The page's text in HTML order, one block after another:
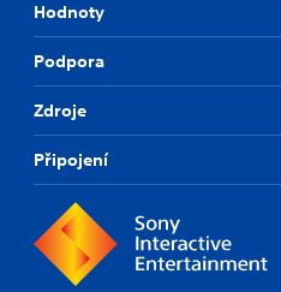
Hodnoty
Podpora
Zdroje
Připojení